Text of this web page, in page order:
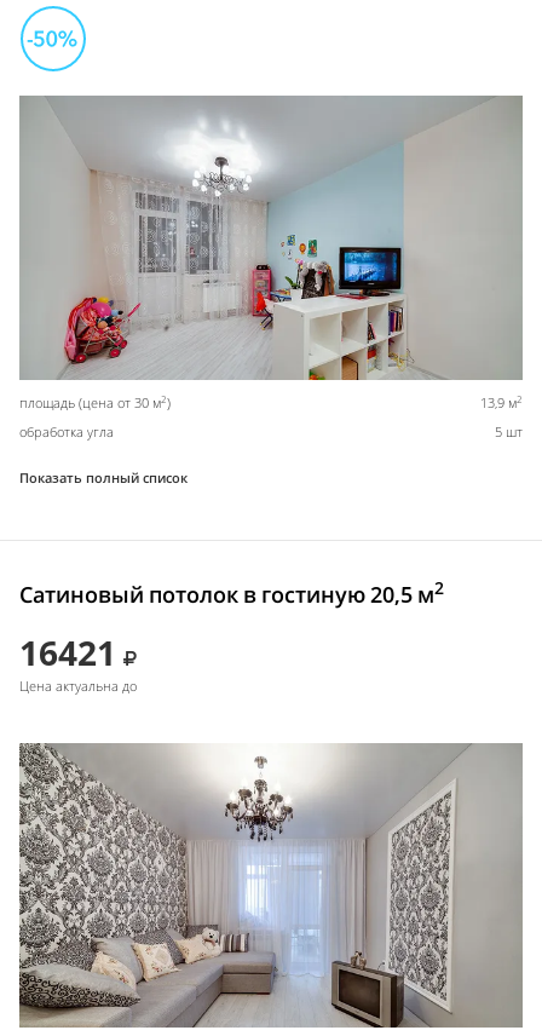
площадь (цена от 30 м2) 13,9 м2
обработка угла 5 шт
Показать полный список
Сатиновый потолок в гостиную 20,5 м2
16421
Цена актуальна до